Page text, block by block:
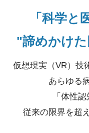
「科学と
"諦めかけた
仮想現実（VR）技
あらゆる
「体性
従来の限界を超